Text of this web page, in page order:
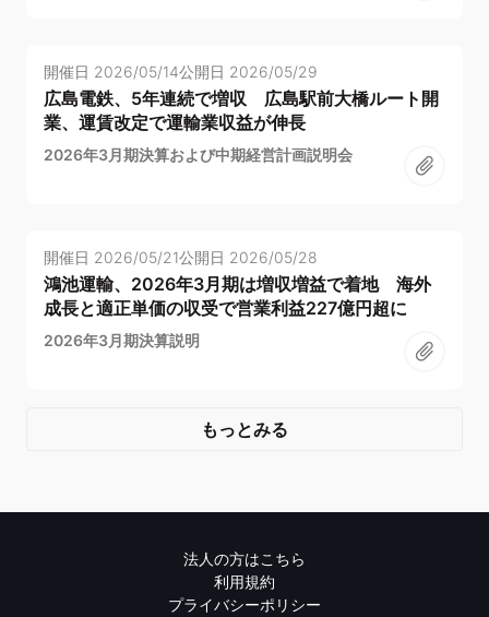
開催日 2026/05/14公開日 2026/05/29
広島電鉄、5年連続で増収 広島駅前大橋ルート開
業、運賃改定で運輸業収益が伸長
2026年3月期決算および中期経営計画説明会
開催日 2026/05/21公開日 2026/05/28
鴻池運輸、2026年3月期は増収増益で着地 海外
成長と適正単価の収受で営業利益227億円超に
2026年3月期決算説明
もっとみる
法人の方はこちら
利用規約
プライバシーポリシー